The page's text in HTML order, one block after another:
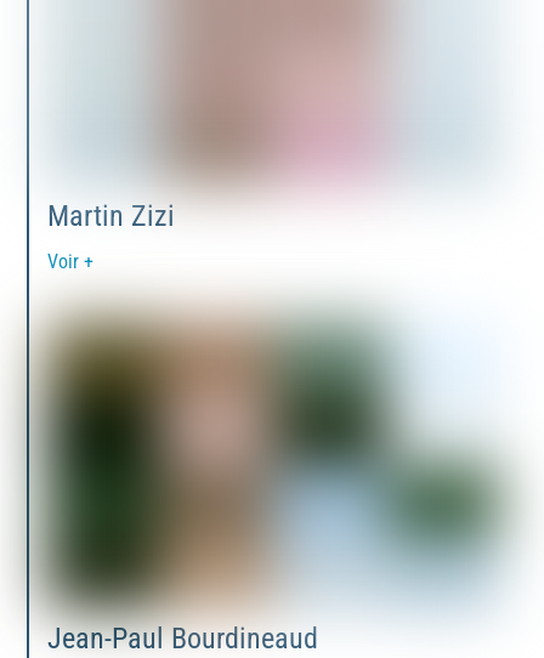
Martin Zizi
Voir +
Jean-Paul Bourdineaud